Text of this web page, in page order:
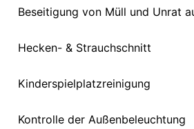
Beseitigung von Müll und Unrat
Hecken- & Strauchschnitt
Kinderspielplatzreinigung
Kontrolle der Außenbeleuchtung